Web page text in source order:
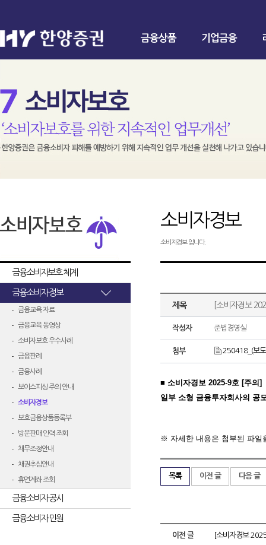
금융상품 기업금융
금융소비자보호 체계
금융소비자 정보
금융교육 자료
금융교육 동영상
소비자보호 우수사례
금융판례
금융사례
보이스피싱 주의 안내
소비자경보
보호금융상품등록부
방문판매 인력 조회
채무조정안내
채권추심안내
휴면계좌 조회
금융소비자 공시
금융소비자 민원
소비자경보
소비자경보 입니다.
제목 [소비자경보
작성자 준법경영실
첨부 250418_(보
■ 소비자경보 2025-9호 [주의]
일부 소형 금융투자회사의 공
※ 자세한 내용은 첨부된 파일
목록 이전 글 다음 글
이전 글 [소비자경보